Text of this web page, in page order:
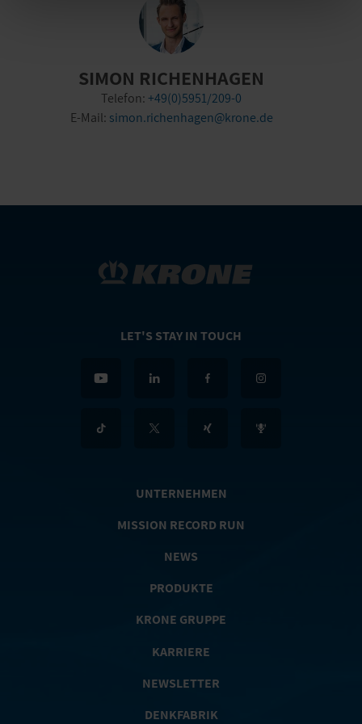
SIMON RICHENHAGEN
Telefon:+49(0)5951/209-0
E-Mail: simon.richenhagen@krone.de
LET'S STAY IN TOUCH
UNTERNEHMEN
MISSION RECORD RUN
NEWS
PRODUKTE
KRONE GRUPPE
KARRIERE
NEWSLETTER
DENKFABRIK